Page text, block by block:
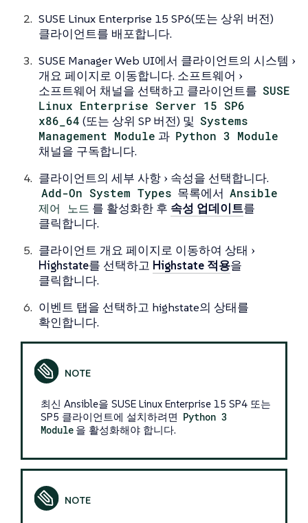
SUSE Linux Enterprise 15 SP6(또는 상위 버전)
클라이언트를 배포합니다.
SUSE Manager Web UI에서 클라이언트의 시스템
개요 페이지로 이동합니다. 소프트웨어
소프트웨어 채널을 선택하고 클라이언트를 SUSE
Linux Enterprise Server 15 SP6
x86_64 (또는 상위 SP 버전) 및 Systems
Management Module 과 Python 3 Module
채널을 구독합니다.
클라이언트의 세부 사항 속성을 선택합니다.
Add-On System Types 목록에서 Ansible
제어 노드 를 활성화한 후 속성 업데이트를
클릭합니다.
클라이언트 개요 페이지로 이동하여 상태
Highstate를 선택하고 Highstate 적용을
클릭합니다.
이벤트 탭을 선택하고 highstate의 상태를
확인합니다.
최신 Ansible을 SUSE Linux Enterprise 15 SP4 또는
SP5 클라이언트에 설치하려면 Python 3
Module 을 활성화해야 합니다.